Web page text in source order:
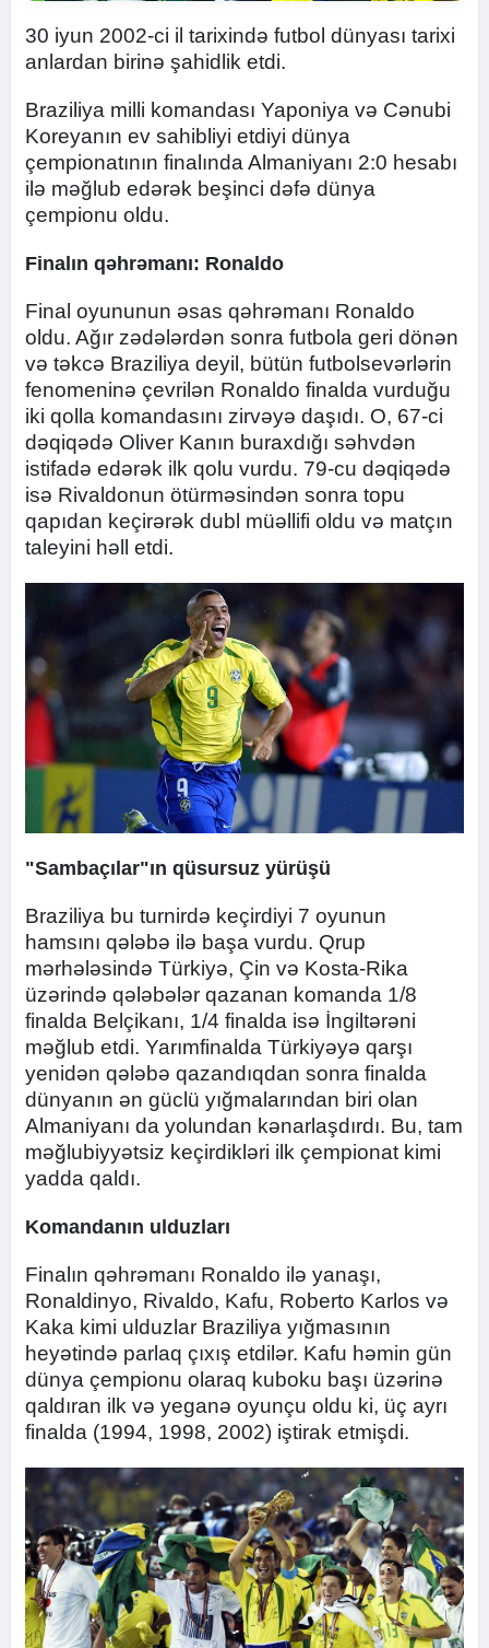
30 iyun 2002-ci il tarixində futbol dünyası tarixi
anlardan birinə şahidlik etdi.
Braziliya milli komandası Yaponiya və Cənubi
Koreyanın ev sahibliyi etdiyi dünya
çempionatının finalında Almaniyanı 2:0 hesabı
ilə məğlub edərək beşinci dəfə dünya
çempionu oldu.
Finalın qəhrəmanı: Ronaldo
Final oyununun əsas qəhrəmanı Ronaldo
oldu. Ağır zədələrdən sonra futbola geri dönən
və təkcə Braziliya deyil, bütün futbolsevərlərin
fenomeninə çevrilən Ronaldo finalda vurduğu
iki qolla komandasını zirvəyə daşıdı. O, 67-ci
dəqiqədə Oliver Kanın buraxdığı səhvdən
istifadə edərək ilk qolu vurdu. 79-cu dəqiqədə
isə Rivaldonun ötürməsindən sonra topu
qapıdan keçirərək dubl müəllifi oldu və matçın
taleyini həll etdi.
"Sambaçılar"ın qüsursuz yürüşü
Braziliya bu turnirdə keçirdiyi 7 oyunun
hamsını qələbə ilə başa vurdu. Qrup
mərhələsində Türkiyə, Çin və Kosta-Rika
üzərində qələbələr qazanan komanda 1/8
finalda Belçikanı, 1/4 finalda isə İngiltərəni
məğlub etdi. Yarımfinalda Türkiyəyə qarşı
yenidən qələbə qazandıqdan sonra finalda
dünyanın ən güclü yığmalarından biri olan
Almaniyanı da yolundan kənarlaşdırdı. Bu, tam
məğlubiyyətsiz keçirdikləri ilk çempionat kimi
yadda qaldı.
Komandanın ulduzları
Finalın qəhrəmanı Ronaldo ilə yanaşı,
Ronaldinyo, Rivaldo, Kafu, Roberto Karlos və
Kaka kimi ulduzlar Braziliya yığmasının
heyətində parlaq çıxış etdilər. Kafu həmin gün
dünya çempionu olaraq kuboku başı üzərinə
qaldıran ilk və yeganə oyunçu oldu ki, üç ayrı
finalda (1994, 1998, 2002) iştirak etmişdi.